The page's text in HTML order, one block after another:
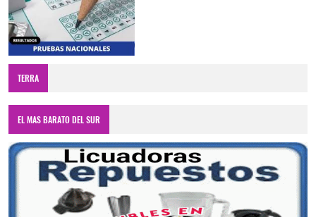
TERRA
EL MAS BARATO DEL SUR